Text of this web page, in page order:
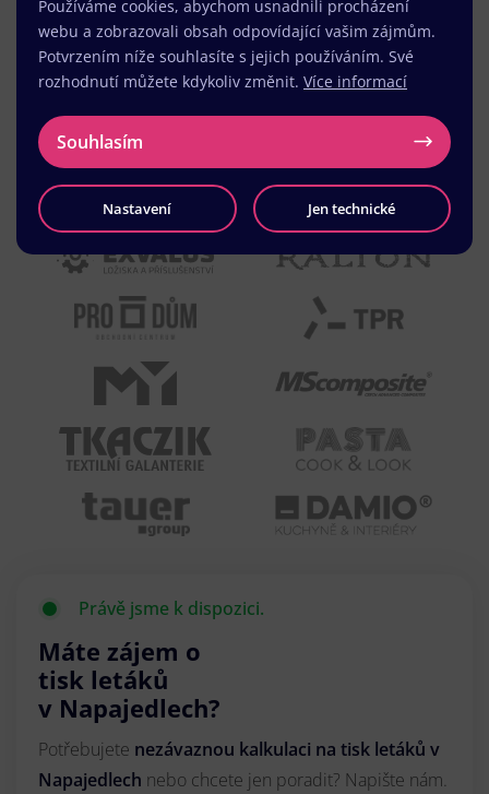
Právě jsme k dispozici.
Máte zájem o
tisk letáků
v Napajedlech?
Potřebujete nezávaznou kalkulaci na tisk letáků v
Napajedlech nebo chcete jen poradit? Napište nám.
Používáme cookies, abychom usnadnili procházení
webu a zobrazovali obsah odpovídající vašim zájmům.
Potvrzením níže souhlasíte s jejich používáním. Své
rozhodnutí můžete kdykoliv změnit. Více informací
Souhlasím
Nastavení Jen technické